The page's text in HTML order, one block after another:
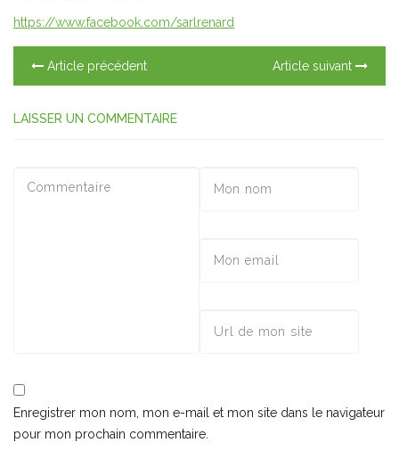
https://www.facebook.com/sarlrenard
Article précédent Article suivant
LAISSER UN COMMENTAIRE
Enregistrer mon nom, mon e-mail et mon site dans le navigateur
pour mon prochain commentaire.